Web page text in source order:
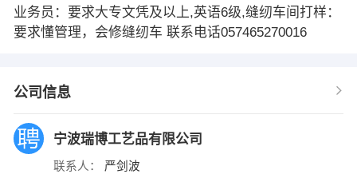
业务员：要求大专文凭及以上,英语6级,缝纫车间打样：
要求懂管理，会修缝纫车 联系电话057465270016
公司信息
宁波瑞博工艺品有限公司
联系人： 严剑波